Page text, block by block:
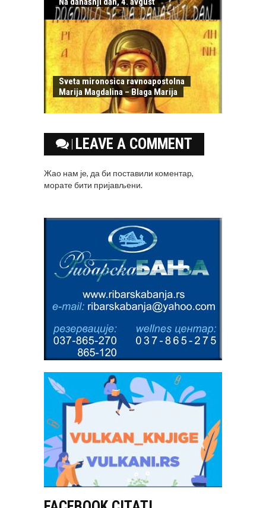
Sveta mironosica ravnoapostolna
Marija Magdalina – Blaga Marija
LEAVE A COMMENT
Жао нам је, да би поставили коментар,
моратебити пријављени.